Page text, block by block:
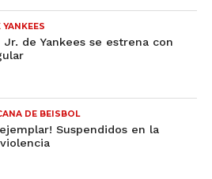
Jr. de Yankees se estrena con
DE BEISBOL
ejemplar! Suspendidos en la